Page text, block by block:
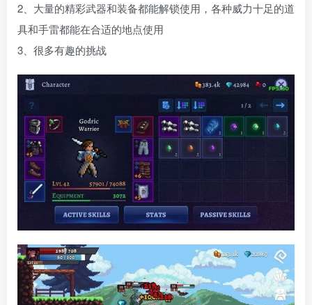
2、大量的精彩武器和装备都能解锁使用，各种威力十足的道
具和手雷都能在合适的地点使用
3、很多有趣的挑战